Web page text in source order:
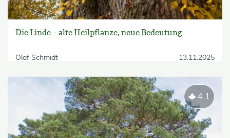
Die Linde – alte Heilpflanze, neue Bedeutung
Olaf Schmidt 13.11.2025
4.1